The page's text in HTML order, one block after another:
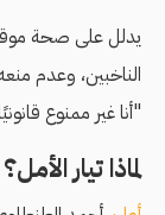
يدلل على صحة
الناخبين، وعدم
"أنا غير ممنوع
لماذا تيار الأمل؟